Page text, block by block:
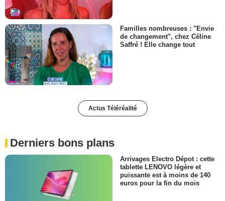
Familles nombreuses : "Envie
de changement", chez Céline
Saffré ! Elle change tout
Actus Téléréalité
Derniers bons plans
Arrivages Electro Dépot : cette
tablette LENOVO légère et
puissante est à moins de 140
euros pour la fin du mois